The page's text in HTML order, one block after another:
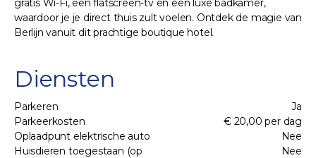
gratis Wi-Fi, een flatscreen-tv en een luxe badkamer,
waardoor je je direct thuis zult voelen. Ontdek de magie van
Berlijn vanuit dit prachtige boutique hotel.
Diensten
Parkeren
Ja
Parkeerkosten
€ 20,00 per dag
Oplaadpunt elektrische auto
Nee
Huisdieren toegestaan (op
Nee